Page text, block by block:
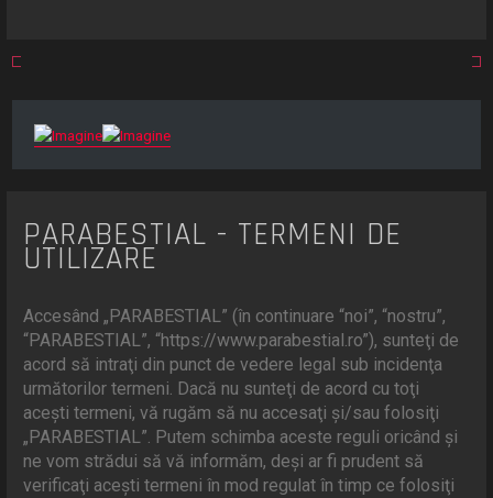
PARABESTIAL - TERMENI DE
UTILIZARE
Accesând „PARABESTIAL” (în continuare “noi”, “nostru”,
“PARABESTIAL”, “https://www.parabestial.ro”), sunteţi de
acord să intraţi din punct de vedere legal sub incidenţa
următorilor termeni. Dacă nu sunteţi de acord cu toţi
aceşti termeni, vă rugăm să nu accesaţi şi/sau folosiţi
„PARABESTIAL”. Putem schimba aceste reguli oricând şi
ne vom strădui să vă informăm, deşi ar fi prudent să
verificaţi aceşti termeni în mod regulat în timp ce folosiţi